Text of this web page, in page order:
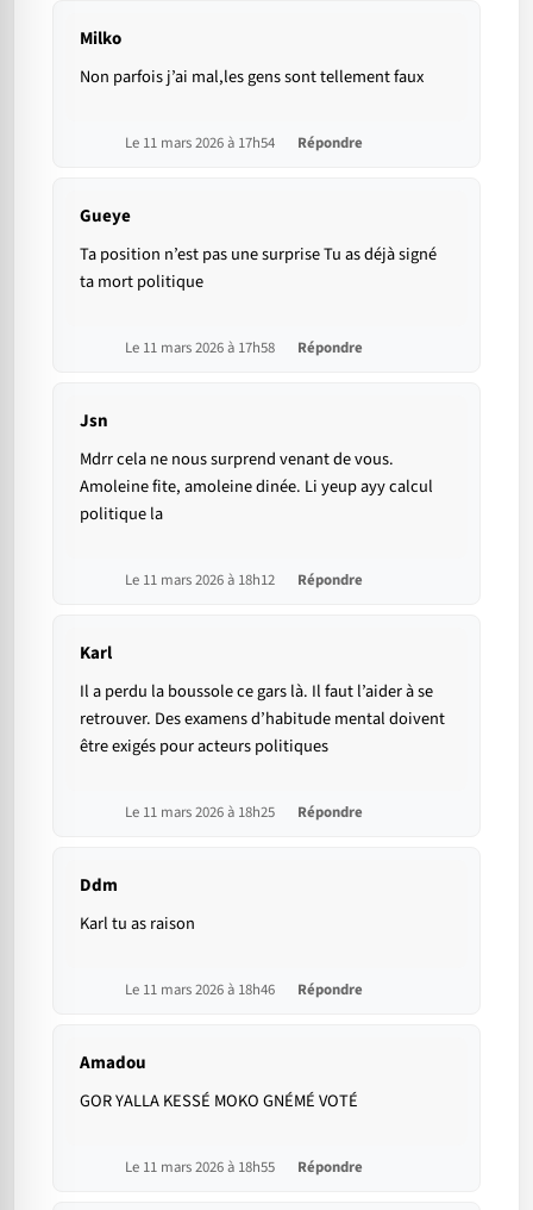
Milko
Non parfois j’ai mal,les gens sont tellement faux
Le 11 mars 2026 à 17h54 Répondre
Gueye
Ta position n’est pas une surprise Tu as déjà signé
ta mort politique
Le 11 mars 2026 à 17h58 Répondre
Jsn
Mdrr cela ne nous surprend venant de vous.
Amoleine fite, amoleine dinée. Li yeup ayy calcul
politique la
Le 11 mars 2026 à 18h12 Répondre
Karl
Il a perdu la boussole ce gars là. Il faut l’aider à se
retrouver. Des examens d’habitude mental doivent
être exigés pour acteurs politiques
Le 11 mars 2026 à 18h25 Répondre
Ddm
Karl tu as raison
Le 11 mars 2026 à 18h46 Répondre
Amadou
GOR YALLA KESSÉ MOKO GNÉMÉ VOTÉ
Le 11 mars 2026 à 18h55 Répondre